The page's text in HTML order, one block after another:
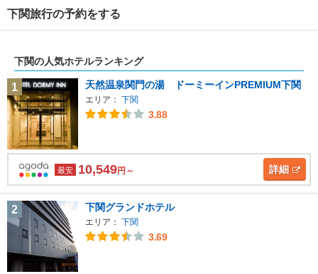
下関旅行の予約をする
下関の人気ホテルランキング
1 天然温泉関門の湯 ドーミーインPREMIUM下関
エリア： 下関
3.88
最安 10,549円～ 詳細
2 下関グランドホテル
エリア： 下関
3.69